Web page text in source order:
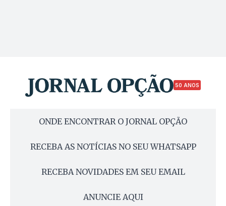
50 ANOS
ONDE ENCONTRAR O JORNAL OPÇÃO
RECEBA AS NOTÍCIAS NO SEU WHATSAPP
RECEBA NOVIDADES EM SEU EMAIL
ANUNCIE AQUI